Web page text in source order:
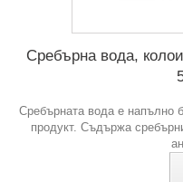
Сребърна вода,
Сребърната вода е напълно
продукт. Съдържа